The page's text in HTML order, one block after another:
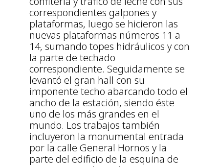
correspondientes galpones y
plataformas, luego se hicieron las
nuevas plataformas números 11 a
14, sumando topes hidráulicos y con
la parte de techado
correspondiente. Seguidamente se
levantó el gran hall con su
imponente techo abarcando todo el
ancho de la estación, siendo éste
uno de los más grandes en el
mundo. Los trabajos también
incluyeron la monumental entrada
por la calle General Hornos y la
parte del edificio de la esquina de